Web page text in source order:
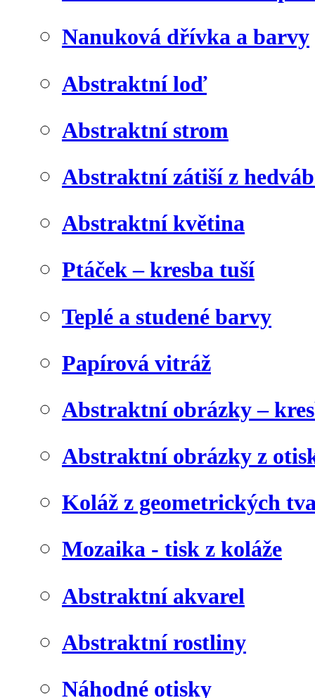
Nanuková dřívka a barvy
Abstraktní loď
Abstraktní strom
Abstraktní zátiší z
Abstraktní květina
Ptáček – kresba tuší
Teplé a studené barvy
Papírová vitráž
Abstraktní obrázky –
Abstraktní obrázky z
Koláž z geometrických
Mozaika - tisk z koláže
Abstraktní akvarel
Abstraktní rostliny
Náhodné otisky